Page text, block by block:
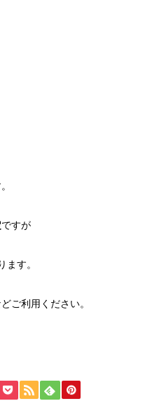
ですが
ます。
ご利用ください。